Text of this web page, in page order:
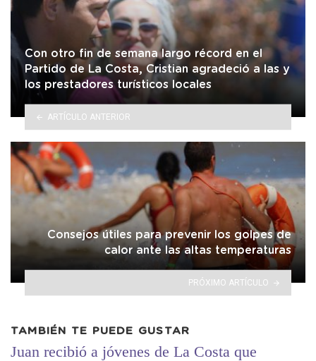
Con otro fin de semana largo récord en el
Partido de La Costa, Cristian agradeció a las y
los prestadores turísticos locales
ARTÍCULO ANTERIOR
Consejos útiles para prevenir los golpes de
calor ante las altas temperaturas
PRÓXIMO ARTÍCULO
TAMBIÉN TE PUEDE GUSTAR
Juan recibió a jóvenes de La Costa que